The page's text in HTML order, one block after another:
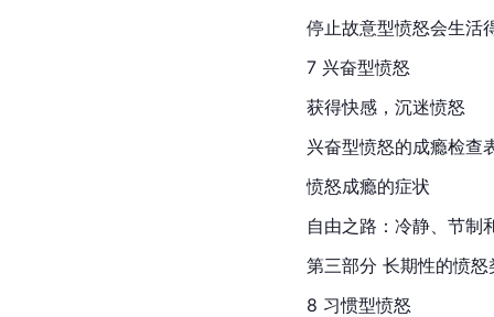
停止故意型愤怒会生活
7 兴奋型愤怒
获得快感，沉迷愤怒
兴奋型愤怒的成瘾检查
愤怒成瘾的症状
自由之路：冷静、节制
第三部分 长期性的愤怒
8 习惯型愤怒